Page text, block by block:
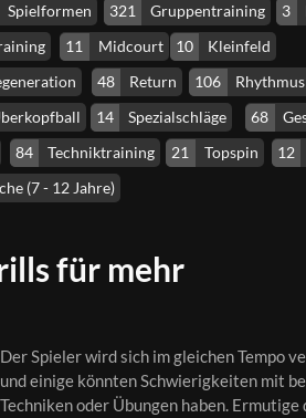
Spielformen 321 Gruppentraining 3
11 Midcourt 10
Kleinfeld
48 Return 106
14 Spezialschläge 68
84 Techniktraining 21 Topspin 12
(7 - 12 Jahre)
für mehr
Der Spieler wird sich im gleichen Tempo
und einige könnten Schwierigkeiten mit
Techniken oder Übungen haben. Ermutige